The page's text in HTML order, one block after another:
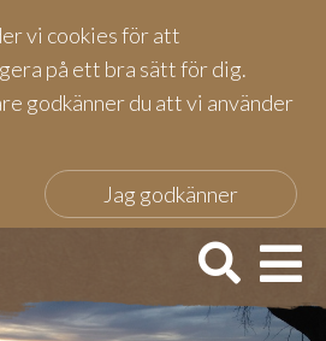
vi cookies för att
på ett bra sätt för dig.
godkänner du att vi använder
Jag godkänner